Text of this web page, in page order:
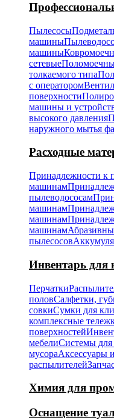
Пылесосы
машины
машины
сетевые
толкаемого типа
с оператором
поверхности
машины и
высокого давления
наружного мытья
Расходные
Принадлежности к
машинам
пылеводососам
машинам
машинам
машинам
пылесосов
Инвентарь для
Перчатки
половСалфетки,
совкиСумки для
комплексные
поверхностей
мебелиСистемы для
мусораАксессуары
распылителей
Химия для
Оснащение